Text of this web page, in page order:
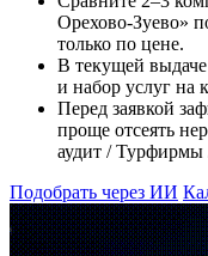
Орехово-Зуево»
только по цене.
В текущей выдаче
и набор услуг на
Перед заявкой
проще отсеять
аудит / Турфирмы
Подобрать через ИИ